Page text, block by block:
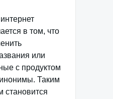
в том, что
или
с продуктом
Таким
становится